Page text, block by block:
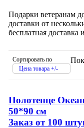
Подарки ветеранам
доставки от
бесплатная доставка
Сортировать по
Цена товара +/-
Полотенце
50*90 см
Заказ от 100